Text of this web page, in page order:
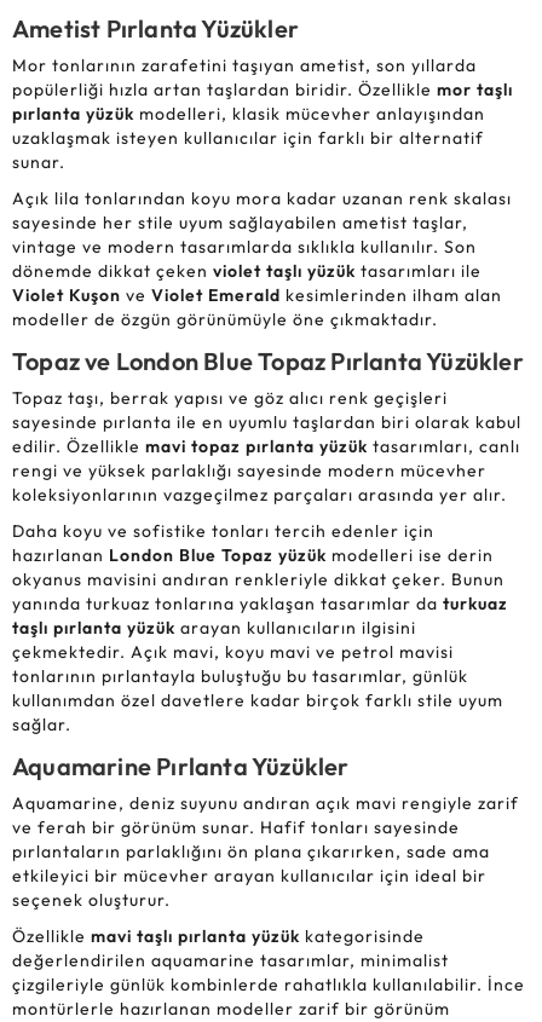
Ametist Pırlanta Yüzükler
Mor tonlarının zarafetini taşıyan ametist, son yıllarda
popülerliği hızla artan taşlardan biridir. Özellikle mor taşlı
pırlanta yüzük modelleri, klasik mücevher anlayışından
uzaklaşmak isteyen kullanıcılar için farklı bir alternatif
sunar.
Açık lila tonlarından koyu mora kadar uzanan renk skalası
sayesinde her stile uyum sağlayabilen ametist taşlar,
vintage ve modern tasarımlarda sıklıkla kullanılır. Son
dönemde dikkat çeken violet taşlı yüzük tasarımları ile
Violet Kuşon ve Violet Emerald kesimlerinden ilham alan
modeller de özgün görünümüyle öne çıkmaktadır.
Topaz ve London Blue Topaz Pırlanta Yüzükler
Topaz taşı, berrak yapısı ve göz alıcı renk geçişleri
sayesinde pırlanta ile en uyumlu taşlardan biri olarak kabul
edilir. Özellikle mavi topaz pırlanta yüzük tasarımları, canlı
rengi ve yüksek parlaklığı sayesinde modern mücevher
koleksiyonlarının vazgeçilmez parçaları arasında yer alır.
Daha koyu ve sofistike tonları tercih edenler için
hazırlanan London Blue Topaz yüzük modelleri ise derin
okyanus mavisini andıran renkleriyle dikkat çeker. Bunun
yanında turkuaz tonlarına yaklaşan tasarımlar da turkuaz
taşlı pırlanta yüzük arayan kullanıcıların ilgisini
çekmektedir. Açık mavi, koyu mavi ve petrol mavisi
tonlarının pırlantayla buluştuğu bu tasarımlar, günlük
kullanımdan özel davetlere kadar birçok farklı stile uyum
sağlar.
Aquamarine Pırlanta Yüzükler
Aquamarine, deniz suyunu andıran açık mavi rengiyle zarif
ve ferah bir görünüm sunar. Hafif tonları sayesinde
pırlantaların parlaklığını ön plana çıkarırken, sade ama
etkileyici bir mücevher arayan kullanıcılar için ideal bir
seçenek oluşturur.
Özellikle mavi taşlı pırlanta yüzük kategorisinde
değerlendirilen aquamarine tasarımlar, minimalist
çizgileriyle günlük kombinlerde rahatlıkla kullanılabilir. İnce
montürlerle hazırlanan modeller zarif bir görünüm